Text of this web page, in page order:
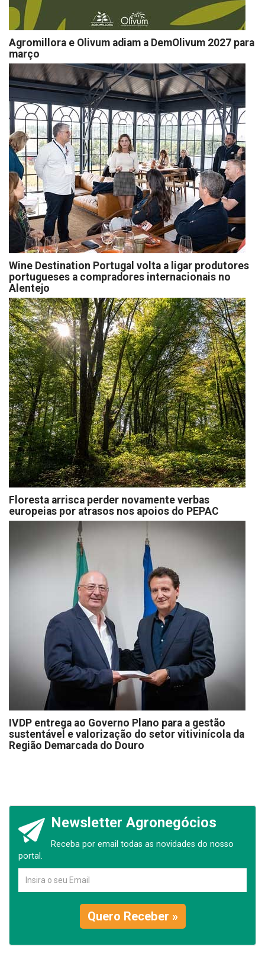
Agromillora e Olivum adiam a DemOlivum 2027 para
março
Wine Destination Portugal volta a ligar produtores
portugueses a compradores internacionais no
Alentejo
Floresta arrisca perder novamente verbas
europeias por atrasos nos apoios do PEPAC
IVDP entrega ao Governo Plano para a gestão
sustentável e valorização do setor vitivinícola da
Região Demarcada do Douro
Newsletter Agronegócios
Receba por email todas as novidades do nosso
portal.
Quero Receber »